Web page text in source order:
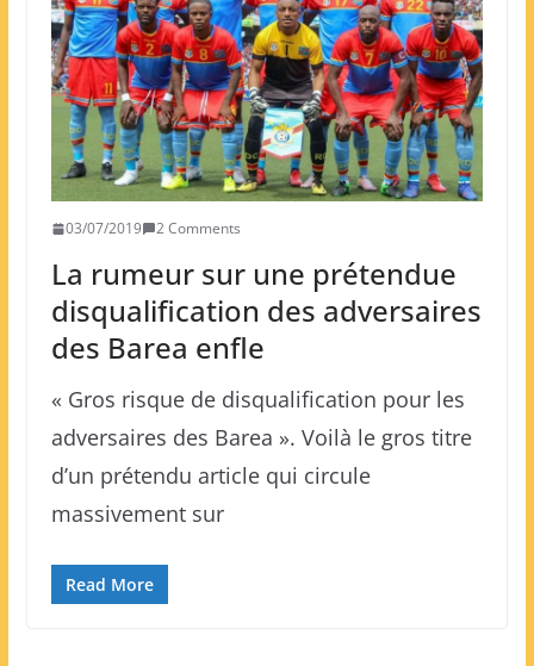
03/07/2019 2 Comments
La rumeur sur une prétendue
disqualification des adversaires
des Barea enfle
« Gros risque de disqualification pour les
adversaires des Barea ». Voilà le gros titre
d’un prétendu article qui circule
massivement sur
Read More